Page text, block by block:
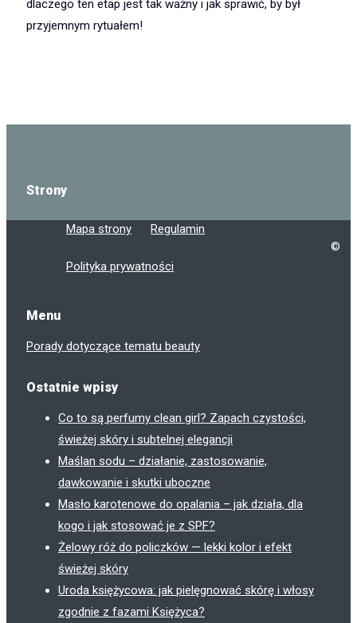
dlaczego ten etap jest tak ważny i jak sprawić, by był
przyjemnym rytuałem!
Strony
Mapa strony Regulamin
Polityka prywatności
Menu
Porady dotyczące tematu beauty
Ostatnie wpisy
Co to są perfumy clean girl? Zapach czystości,
świeżej skóry i subtelnej elegancji
Maślan sodu – działanie, zastosowanie,
dawkowanie i skutki uboczne
Masło karotenowe do opalania – jak działa, dla
kogo i jak stosować je z SPF?
Żelowy róż do policzków — lekki kolor i efekt
świeżej skóry
Uroda księżycowa: jak pielęgnować skórę i włosy
zgodnie z fazami Księżyca?
©